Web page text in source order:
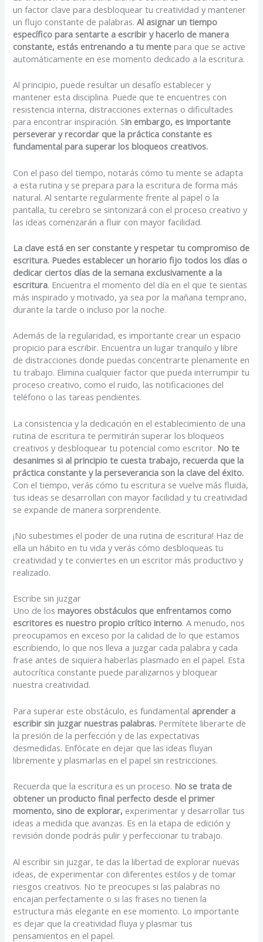
un factor clave para desbloquear tu creatividad y mantener
un flujo constante de palabras.Al asignar un tiempo
específico para sentarte a escribir y hacerlo de manera
constante, estás entrenando a tu mente para que se active
automáticamente en ese momento dedicado a la escritura.
Al principio, puede resultar un desafío establecer y
mantener esta disciplina. Puede que te encuentres con
resistencia interna, distracciones externas o dificultades
para encontrar inspiración. Sin embargo, es importante
perseverar y recordar que la práctica constante es
fundamental para superar los bloqueos creativos.
Con el paso del tiempo, notarás cómo tu mente se adapta
a esta rutina y se prepara para la escritura de forma más
natural. Al sentarte regularmente frente al papel o la
pantalla, tu cerebro se sintonizará con el proceso creativo y
las ideas comenzarán a fluir con mayor facilidad.
La clave está en ser constante y respetar tu compromiso de
escritura. Puedes establecer un horario fijo todos los días o
dedicar ciertos días de la semana exclusivamente a la
escritura. Encuentra el momento del día en el que te sientas
más inspirado y motivado, ya sea por la mañana temprano,
durante la tarde o incluso por la noche.
Además de la regularidad, es importante crear un espacio
propicio para escribir. Encuentra un lugar tranquilo y libre
de distracciones donde puedas concentrarte plenamente en
tu trabajo. Elimina cualquier factor que pueda interrumpir tu
proceso creativo, como el ruido, las notificaciones del
teléfono o las tareas pendientes.
La consistencia y la dedicación en el establecimiento de una
rutina de escritura te permitirán superar los bloqueos
creativos y desbloquear tu potencial como escritor. No te
desanimes si al principio te cuesta trabajo, recuerda que la
práctica constante y la perseverancia son la clave del éxito.
Con el tiempo, verás cómo tu escritura se vuelve más fluida,
tus ideas se desarrollan con mayor facilidad y tu creatividad
se expande de manera sorprendente.
¡No subestimes el poder de una rutina de escritura! Haz de
ella un hábito en tu vida y verás cómo desbloqueas tu
creatividad y te conviertes en un escritor más productivo y
realizado.
Escribe sin juzgar
Uno de losmayores obstáculos que enfrentamos como
escritores es nuestro propio crítico interno. A menudo, nos
preocupamos en exceso por la calidad de lo que estamos
escribiendo, lo que nos lleva a juzgar cada palabra y cada
frase antes de siquiera haberlas plasmado en el papel. Esta
autocrítica constante puede paralizarnos y bloquear
nuestra creatividad.
Para superar este obstáculo, es fundamental aprender a
escribir sin juzgar nuestras palabras. Permítete liberarte de
la presión de la perfección y de las expectativas
desmedidas. Enfócate en dejar que las ideas fluyan
libremente y plasmarlas en el papel sin restricciones.
Recuerda que la escritura es un proceso. No se trata de
obtener un producto final perfecto desde el primer
momento, sino de explorar, experimentar y desarrollar tus
ideas a medida que avanzas. Es en la etapa de edición y
revisión donde podrás pulir y perfeccionar tu trabajo.
Al escribir sin juzgar, te das la libertad de explorar nuevas
ideas, de experimentar con diferentes estilos y de tomar
riesgos creativos. No te preocupes si las palabras no
encajan perfectamente o si las frases no tienen la
estructura más elegante en ese momento. Lo importante
es dejar que la creatividad fluya y plasmar tus
pensamientos en el papel.